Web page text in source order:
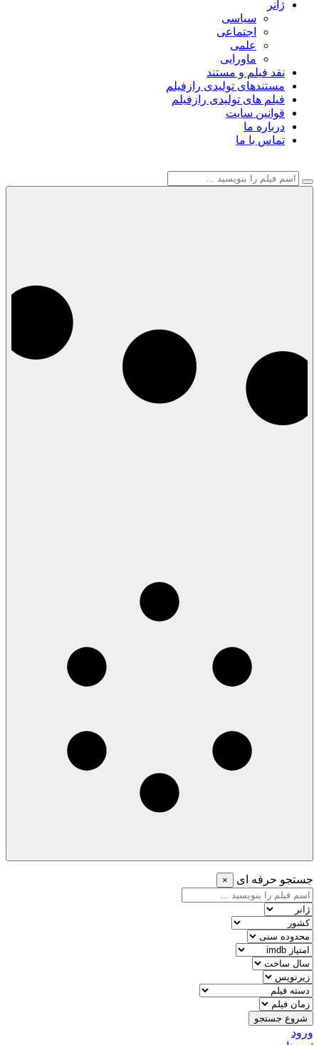
ژانر
سیاسی
اجتماعی
علمی
ماورایی
نقد فیلم و مستند
مستندهای تولیدی رازفیلم
فیلم های تولیدی رازفیلم
قوانین سایت
درباره ما
تماس با ما
جستجو حرفه ای ×
شروع جستجو
ورود